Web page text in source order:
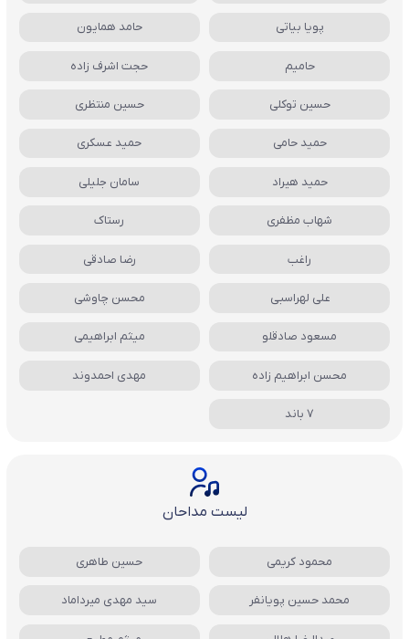
پویا بیاتی حامد همایون
حامیم حجت اشرف زاده
حسین توکلی حسین منتظری
حمید حامی حمید عسکری
حمید هیراد سامان جلیلی
شهاب مظفری رستاک
راغب رضا صادقی
علی لهراسبی محسن چاوشی
مسعود صادقلو میثم ابراهیمی
محسن ابراهیم زاده مهدی احمدوند
7 باند
لیست مداحان
محمود کریمی حسین طاهری
محمد حسین پویانفر سید مهدی میرداماد